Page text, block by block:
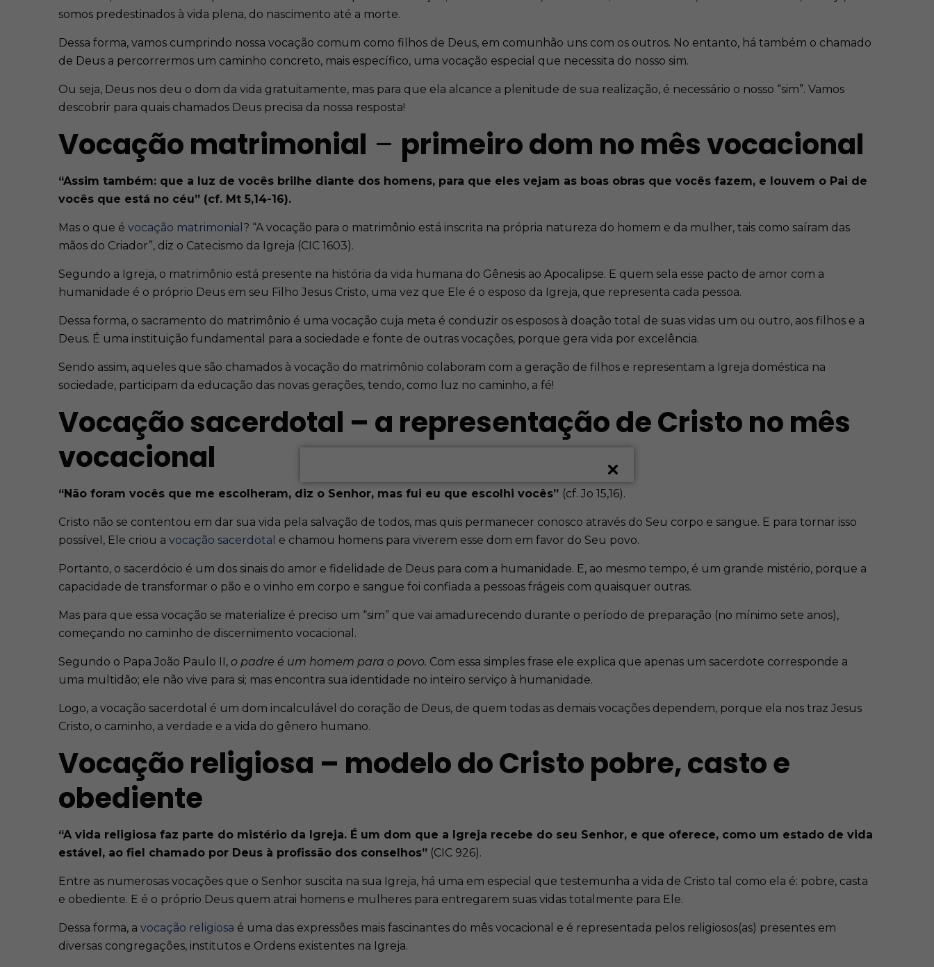
somos predestinados à vida plena, do nascimento até a morte.
Dessa forma, vamos cumprindo nossa vocação comum como filhos de Deus, em comunhão uns com os outros. No entanto, há também o chamado
de Deus a percorrermos um caminho concreto, mais específico, uma vocação especial que necessita do nosso sim.
Ou seja, Deus nos deu o dom da vida gratuitamente, mas para que ela alcance a plenitude de sua realização, é necessário o nosso “sim”. Vamos
descobrir para quais chamados Deus precisa da nossa resposta!
Vocação matrimonial – primeiro dom no mês vocacional
“Assim também: que a luz de vocês brilhe diante dos homens, para que eles vejam as boas obras que vocês fazem, e louvem o Pai de
vocês que está no céu” (cf. Mt 5,14-16).
Mas o que é vocação matrimonial ? “A vocação para o matrimônio está inscrita na própria natureza do homem e da mulher, tais como saíram das
mãos do Criador”, diz o Catecismo da Igreja (CIC 1603).
Segundo a Igreja, o matrimônio está presente na história da vida humana do Gênesis ao Apocalipse. E quem sela esse pacto de amor com a
humanidade é o próprio Deus em seu Filho Jesus Cristo, uma vez que Ele é o esposo da Igreja, que representa cada pessoa.
Dessa forma, o sacramento do matrimônio é uma vocação cuja meta é conduzir os esposos à doação total de suas vidas um ou outro, aos filhos e a
Deus. É uma instituição fundamental para a sociedade e fonte de outras vocações, porque gera vida por excelência.
Sendo assim, aqueles que são chamados à vocação do matrimônio colaboram com a geração de filhos e representam a Igreja doméstica na
sociedade, participam da educação das novas gerações, tendo, como luz no caminho, a fé!
Vocação sacerdotal – a representação de Cristo no mês
vocacional
“Não foram vocês que me escolheram, diz o Senhor, mas fui eu que escolhi vocês” (cf. Jo 15,16).
Cristo não se contentou em dar sua vida pela salvação de todos, mas quis permanecer conosco através do Seu corpo e sangue. E para tornar isso
possível, Ele criou a vocação sacerdotal e chamou homens para viverem esse dom em favor do Seu povo.
Portanto, o sacerdócio é um dos sinais do amor e fidelidade de Deus para com a humanidade. E, ao mesmo tempo, é um grande mistério, porque a
capacidade de transformar o pão e o vinho em corpo e sangue foi confiada a pessoas frágeis com quaisquer outras.
Mas para que essa vocação se materialize é preciso um “sim” que vai amadurecendo durante o período de preparação (no mínimo sete anos),
começando no caminho de discernimento vocacional.
Segundo o Papa João Paulo II, o padre é um homem para o povo. Com essa simples frase ele explica que apenas um sacerdote corresponde a
uma multidão; ele não vive para si; mas encontra sua identidade no inteiro serviço à humanidade.
Logo, a vocação sacerdotal é um dom incalculável do coração de Deus, de quem todas as demais vocações dependem, porque ela nos traz Jesus
Cristo, o caminho, a verdade e a vida do gênero humano.
Vocação religiosa – modelo do Cristo pobre, casto e
obediente
“A vida religiosa faz parte do mistério da Igreja. É um dom que a Igreja recebe do seu Senhor, e que oferece, como um estado de vida
estável, ao fiel chamado por Deus à profissão dos conselhos” (CIC 926).
Entre as numerosas vocações que o Senhor suscita na sua Igreja, há uma em especial que testemunha a vida de Cristo tal como ela é: pobre, casta
e obediente. E é o próprio Deus quem atrai homens e mulheres para entregarem suas vidas totalmente para Ele.
Dessa forma, a vocação religiosa é uma das expressões mais fascinantes do mês vocacional e é representada pelos religiosos(as) presentes em
diversas congregações, institutos e Ordens existentes na Igreja.